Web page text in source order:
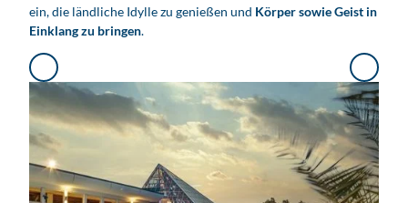
ein, die ländliche Idylle zu genießen und Körper sowie Geist in
Einklang zu bringen.